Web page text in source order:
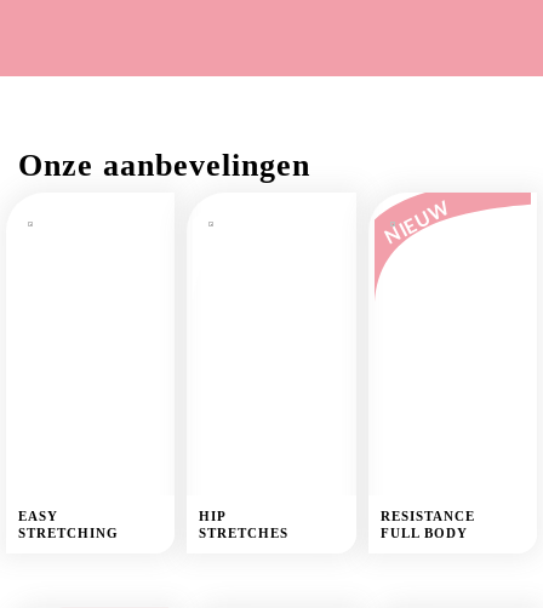
Onze aanbevelingen
EASY
STRETCHING
HIP
STRETCHES
NIEUW
RESISTANCE
FULL BODY